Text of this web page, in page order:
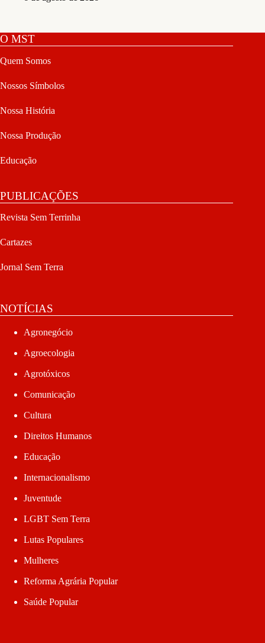
O MST
Quem Somos
Nossos Símbolos
Nossa História
Nossa Produção
Educação
PUBLICAÇÕES
Revista Sem Terrinha
Cartazes
Jornal Sem Terra
NOTÍCIAS
Agronegócio
Agroecologia
Agrotóxicos
Comunicação
Cultura
Direitos Humanos
Educação
Internacionalismo
Juventude
LGBT Sem Terra
Lutas Populares
Mulheres
Reforma Agrária Popular
Saúde Popular